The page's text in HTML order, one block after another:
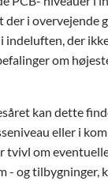
i overvejende
indeluften, der
om
kan dette
eller i
tvivl om
- og tilbygninger,